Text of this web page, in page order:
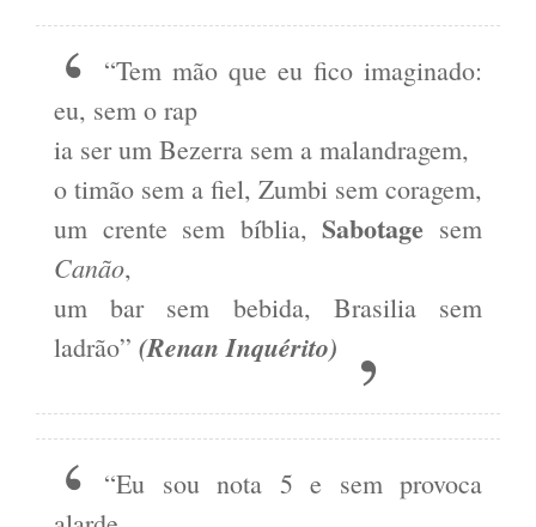
“Tem mão que eu fico imaginado:
eu, sem o rap
ia ser um Bezerra sem a malandragem,
o timão sem a fiel, Zumbi sem coragem,
um crente sem bíblia,Sabotage sem
Canão,
um bar sem bebida, Brasilia sem
ladrão” (Renan Inquérito)
“Eu sou nota 5 e sem provoca